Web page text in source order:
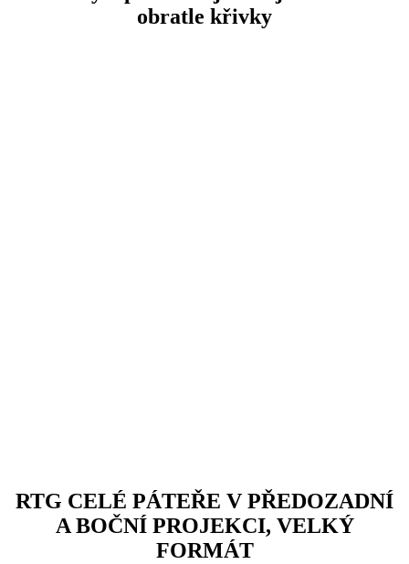
obratle křivky
RTG CELÉ PÁTEŘE V PŘEDOZADNÍ
A BOČNÍ PROJEKCI, VELKÝ
FORMÁT